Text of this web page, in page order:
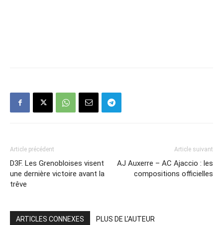
Article précédent
D3F. Les Grenobloises visent
une dernière victoire avant la
trêve
Article suivant
AJ Auxerre – AC Ajaccio : les
compositions officielles
ARTICLES CONNEXES PLUS DE L'AUTEUR